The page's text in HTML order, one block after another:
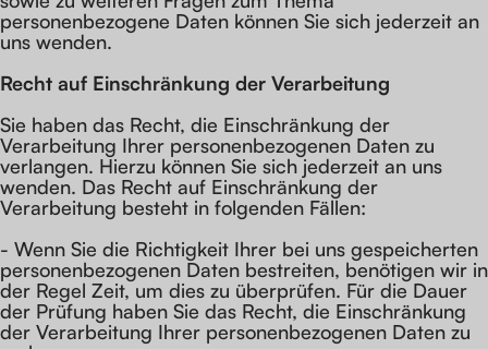
personenbezogene Daten können Sie sich jederzeit an
uns wenden.
Recht auf Einschränkung der Verarbeitung
Sie haben das Recht, die Einschränkung der
Verarbeitung Ihrer personenbezogenen Daten zu
verlangen. Hierzu können Sie sich jederzeit an uns
wenden. Das Recht auf Einschränkung der
Verarbeitung besteht in folgenden Fällen:
- Wenn Sie die Richtigkeit Ihrer bei uns gespeicherten
personenbezogenen Daten bestreiten, benötigen wir in
der Regel Zeit, um dies zu überprüfen. Für die Dauer
der Prüfung haben Sie das Recht, die Einschränkung
der Verarbeitung Ihrer personenbezogenen Daten zu